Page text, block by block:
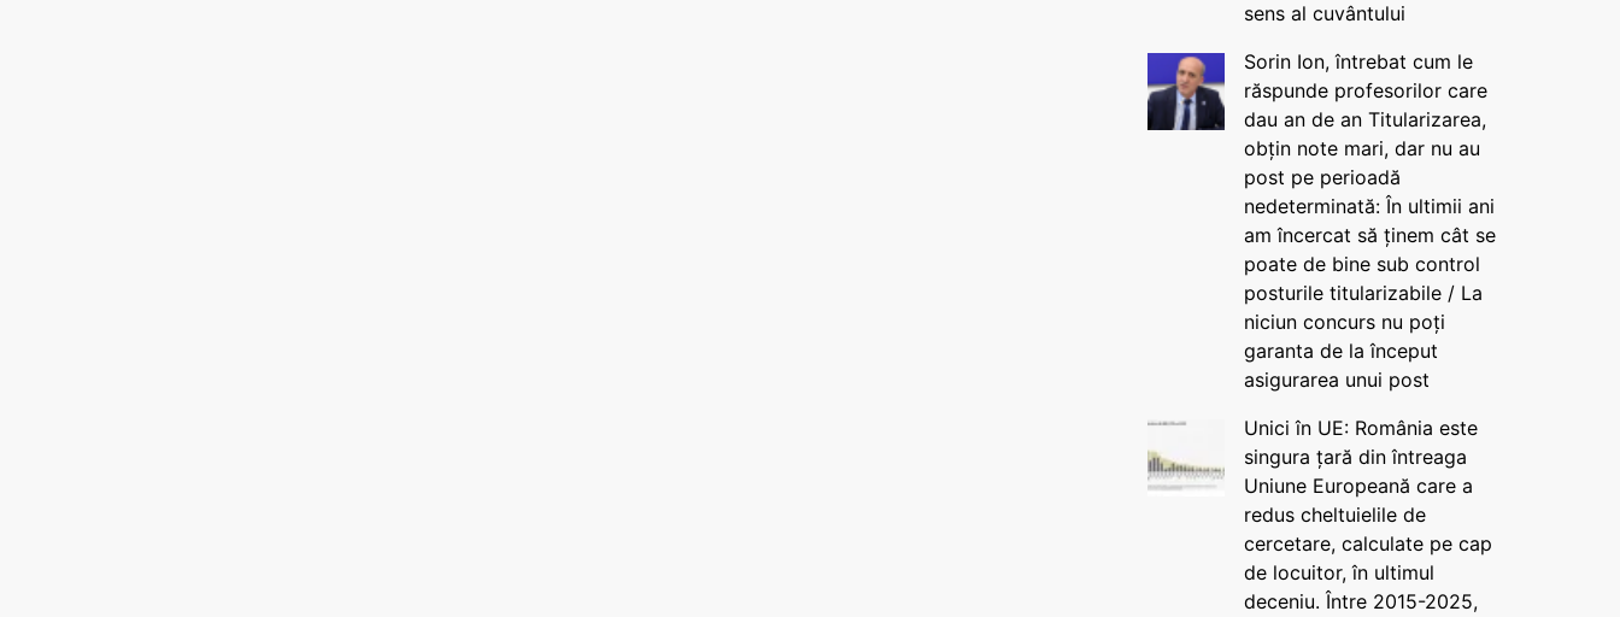
sens al cuvântului
Sorin Ion, întrebat cum le
răspunde profesorilor care
dau an de an Titularizarea,
obțin note mari, dar nu au
post pe perioadă
nedeterminată: În ultimii ani
am încercat să ținem cât se
poate de bine sub control
posturile titularizabile / La
niciun concurs nu poți
garanta de la început
asigurarea unui post
Unici în UE: România este
singura țară din întreaga
Uniune Europeană care a
redus cheltuielile de
cercetare, calculate pe cap
de locuitor, în ultimul
deceniu. Între 2015-2025,